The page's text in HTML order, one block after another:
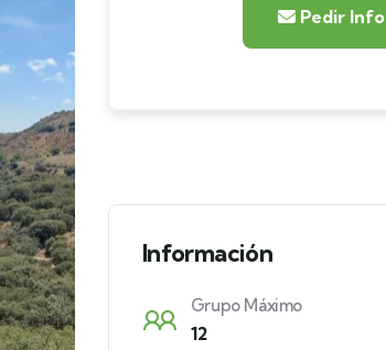
Pedir Info
Información
Grupo Máximo
12